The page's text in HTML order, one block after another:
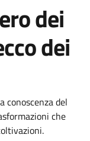
dei
dei
conoscenza del
che